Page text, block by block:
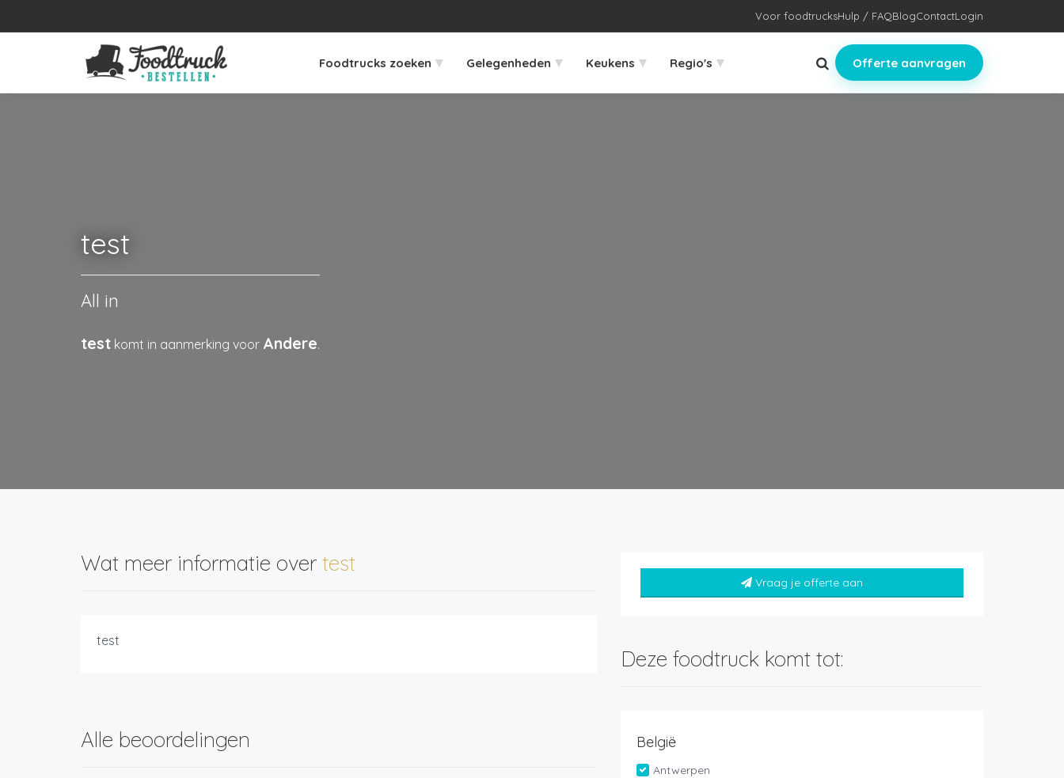
Voor foodtrucksHulp / FAQBlogContactLogin
Foodtrucks zoeken ▾ Gelegenheden ▾ Keukens ▾ Regio's ▾ Offerte aanvragen
test
All in
test komt in aanmerking voor Andere.
Wat meer informatie over test
test
Alle beoordelingen
Vraag je offerte aan
Deze foodtruck komt tot:
België
Antwerpen